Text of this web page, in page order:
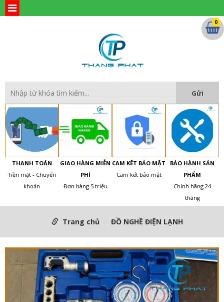
THANH TOÁN
Tiền mặt - Chuyển
khoản
GIAO HÀNG MIỄN
PHÍ
Đơn hàng 5 triệu
CAM KẾT BẢO MẬT
Cam kết bảo mật
BẢO HÀNH SẢN
PHẨM
Chính hãng 24
tháng
0
Trang chủ ĐỒ NGHỀ ĐIỆN LẠNH